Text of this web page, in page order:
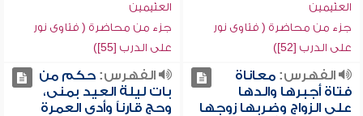
العثيمين
جزء من محاضرة ( فتاوى نور
على الدرب [52])
العثيمين
جزء من محاضرة ( فتاوى نور
على الدرب [55])
الفهرس:معاناة
فتاة أجبرها والدها
على الزواج وضربها زوجها
الفهرس:حكم من
بات ليلة العيد بمنى،
وحج قارناً وأدى العمرة